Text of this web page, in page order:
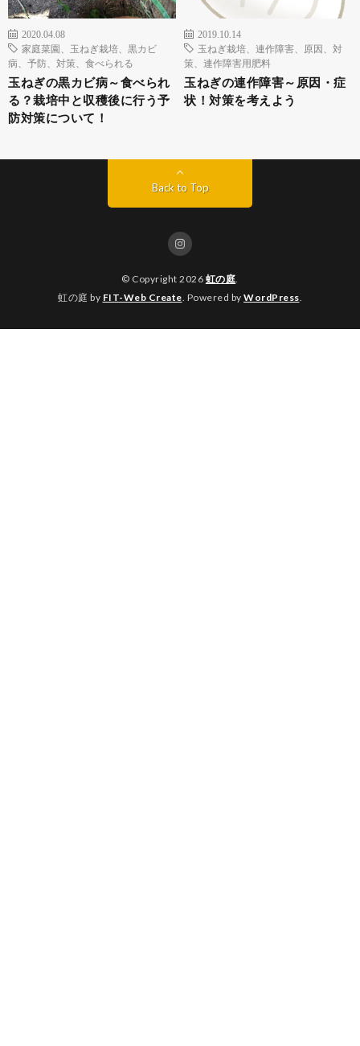
2020.04.08
家庭菜園、玉ねぎ栽培、黒カビ
病、予防、対策、食べられる
玉ねぎの黒カビ病～食べられ
る？栽培中と収穫後に行う予
防対策について！
2019.10.14
玉ねぎ栽培、連作障害、原因、対
策、連作障害用肥料
玉ねぎの連作障害～原因・症
状！対策を考えよう
Back to Top
© Copyright 2026 虹の庭
虹の庭 by FIT-Web Create . Powered by WordPress